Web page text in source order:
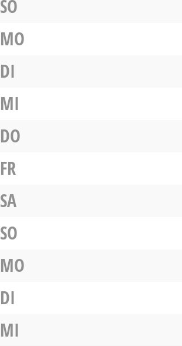
SO
MO
DI
MI
DO
FR
SA
SO
MO
DI
MI